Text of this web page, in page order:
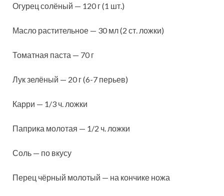
Огурец солёный — 120 г (1 шт.)
Масло растительное — 30 мл (2 ст. ложки)
Томатная паста — 70 г
Лук зелёный — 20 г (6-7 перьев)
Карри — 1/3 ч. ложки
Паприка молотая — 1/2 ч. ложки
Соль — по вкусу
Перец чёрный молотый — на кончике ножа